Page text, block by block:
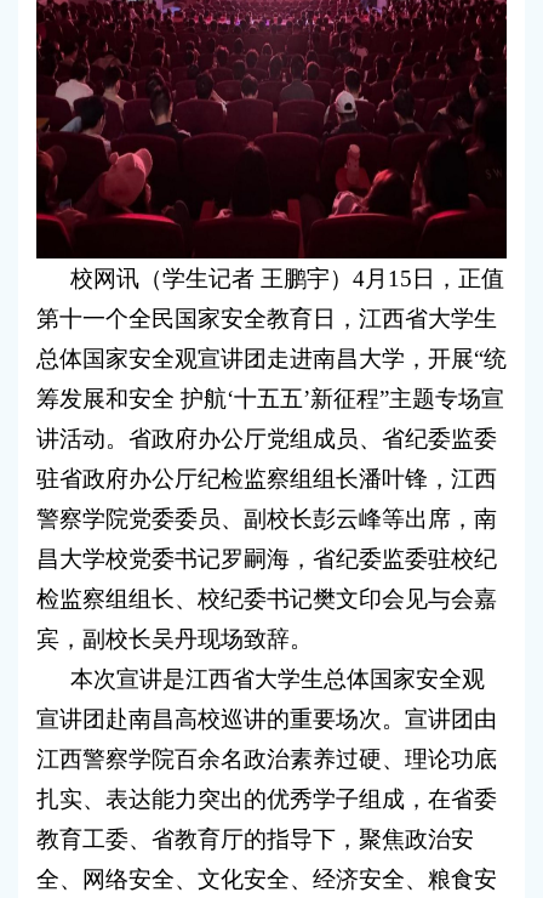
校网讯（学生记者 王鹏宇）4月15日，正值
第十一个全民国家安全教育日，江西省大学生
总体国家安全观宣讲团走进南昌大学，开展“统
筹发展和安全 护航‘十五五’新征程”主题专场宣
讲活动。省政府办公厅党组成员、省纪委监委
驻省政府办公厅纪检监察组组长潘叶锋，江西
警察学院党委委员、副校长彭云峰等出席，南
昌大学校党委书记罗嗣海，省纪委监委驻校纪
检监察组组长、校纪委书记樊文印会见与会嘉
宾，副校长吴丹现场致辞。
本次宣讲是江西省大学生总体国家安全观
宣讲团赴南昌高校巡讲的重要场次。宣讲团由
江西警察学院百余名政治素养过硬、理论功底
扎实、表达能力突出的优秀学子组成，在省委
教育工委、省教育厅的指导下，聚焦政治安
全、网络安全、文化安全、经济安全、粮食安